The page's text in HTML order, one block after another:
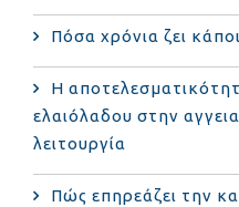
Πόσα χρόνια ζει
Η
ελαιόλαδου στην
λειτουργία
Πώς επηρεάζει την